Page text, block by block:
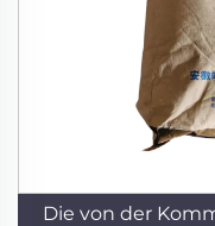
Die von der